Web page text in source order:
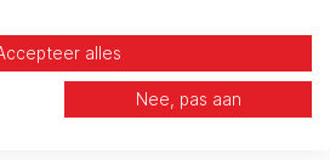
hieronder zie je bijv.
een hoog risico level heeft.
alles
Nee, pas aan